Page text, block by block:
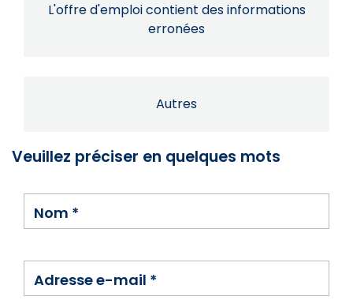
L'offre d'emploi contient des informations
erronées
Autres
Veuillez préciser en quelques mots
Nom *
Adresse e-mail *